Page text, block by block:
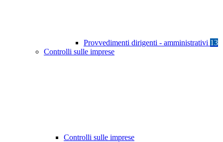
Provvedimenti dirigenti - amministrativi 13
Controlli sulle imprese
Controlli sulle imprese